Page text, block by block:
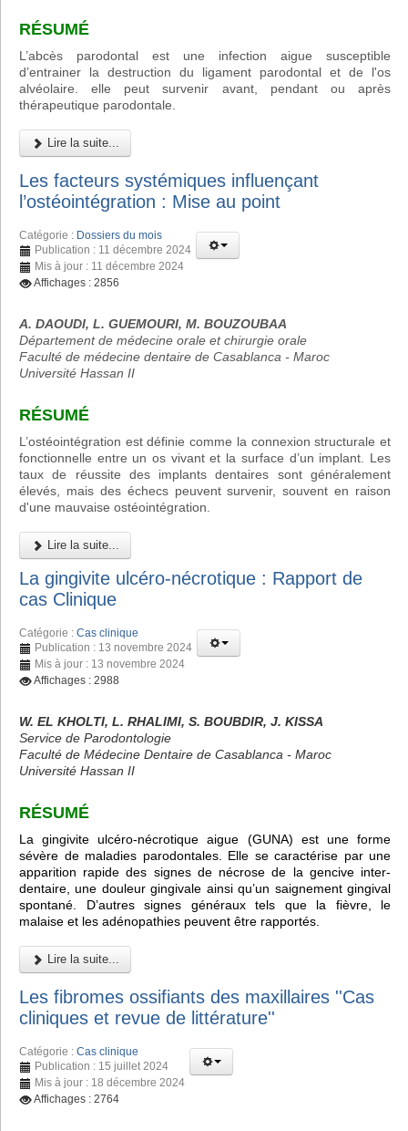
RÉSUMÉ
L’abcès parodontal est une infection aigue susceptible
d’entrainer la destruction du ligament parodontal et de l'os
alvéolaire. elle peut survenir avant, pendant ou après
thérapeutique parodontale.
Lire la suite...
Les facteurs systémiques influençant
l’ostéointégration : Mise au point
Catégorie : Dossiers du mois
Publication : 11 décembre 2024
Mis à jour : 11 décembre 2024
Affichages : 2856
A. DAOUDI, L. GUEMOURI, M. BOUZOUBAA
Département de médecine orale et chirurgie orale
Faculté de médecine dentaire de Casablanca - Maroc
Université Hassan II
RÉSUMÉ
L’ostéointégration est définie comme la connexion structurale et
fonctionnelle entre un os vivant et la surface d’un implant. Les
taux de réussite des implants dentaires sont généralement
élevés, mais des échecs peuvent survenir, souvent en raison
d'une mauvaise ostéointégration.
Lire la suite...
La gingivite ulcéro-nécrotique : Rapport de
cas Clinique
Catégorie : Cas clinique
Publication : 13 novembre 2024
Mis à jour : 13 novembre 2024
Affichages : 2988
W. EL KHOLTI, L. RHALIMI, S. BOUBDIR, J. KISSA
Service de Parodontologie
Faculté de Médecine Dentaire de Casablanca - Maroc
Université Hassan II
RÉSUMÉ
La gingivite ulcéro-nécrotique aigue (GUNA) est une forme
sévère de maladies parodontales. Elle se caractérise par une
apparition rapide des signes de nécrose de la gencive inter-
dentaire, une douleur gingivale ainsi qu’un saignement gingival
spontané. D’autres signes généraux tels que la fièvre, le
malaise et les adénopathies peuvent être rapportés.
Lire la suite...
Les fibromes ossifiants des maxillaires ''Cas
cliniques et revue de littérature''
Catégorie : Cas clinique
Publication : 15 juillet 2024
Mis à jour : 18 décembre 2024
Affichages : 2764